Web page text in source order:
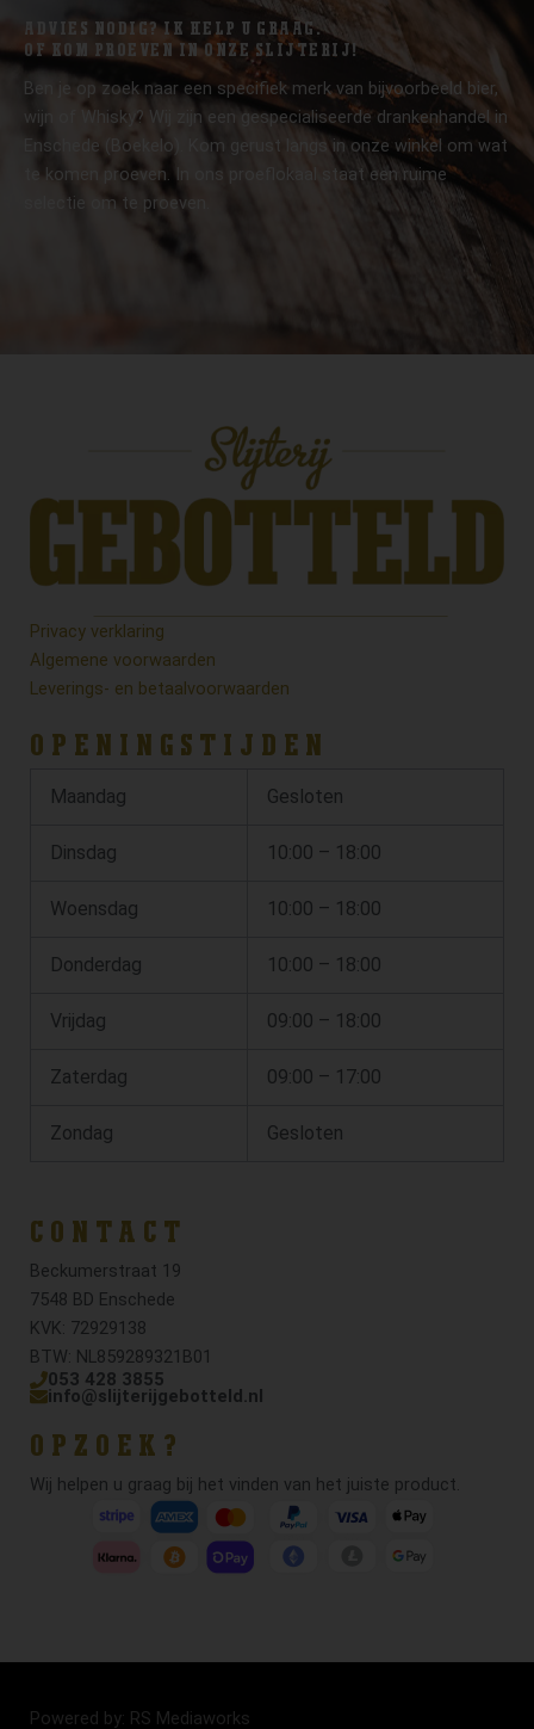
ADVIES NODIG? IK HELP U GRAAG.
OF KOM PROEVEN IN ONZE SLIJTERIJ!
Ben je op zoek naar een specifiek merk van bijvoorbeeld bier,
wijn of Whisky? Wij zijn een gespecialiseerde drankenhandel in
Enschede (Boekelo). Kom gerust langs in onze winkel om wat
te komen proeven. In ons proeflokaal staat een ruime
selectie om te proeven.
Privacy verklaring
Algemene voorwaarden
Leverings- en betaalvoorwaarden
OPENINGSTIJDEN
Maandag Gesloten
Dinsdag 10:00 – 18:00
Woensdag 10:00 – 18:00
Donderdag 10:00 – 18:00
Vrijdag 09:00 – 18:00
Zaterdag 09:00 – 17:00
Zondag Gesloten
CONTACT
Beckumerstraat 19
7548 BD Enschede
KVK: 72929138
BTW: NL859289321B01
053 428 3855
info@slijterijgebotteld.nl
OPZOEK?
Wij helpen u graag bij het vinden van het juiste product.
Powered by: RS Mediaworks